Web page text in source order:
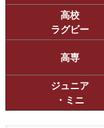
高校
ラグビー
高専
ジュニア
・ミニ